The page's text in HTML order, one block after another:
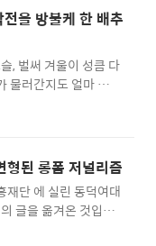
프로필은 온통 3색
큰 사건이 일어날 때마
요’로 넘쳐 나지만 과
좋은 결과를 가져 올
소리가 높아지고 있
‘공유’를 할 때 작지
운 마음에 마음을 보
데 작은 기여라도 하려
을 방불케 한 배추
, 벌써 겨울이 성큼 다
물러간지도 얼마 안
장롱에서 조금씩
보면서 '아, 이제 곧
납니다. 오늘은 바로
를 가지고 왔습니다.
에 코가 없는 거 같고
되어 한여름에도 보
형된 롱폼 저널리즘
재단 에 실린 동덕여대
글을 옮겨온 것입니
왔던 많은 장면들이